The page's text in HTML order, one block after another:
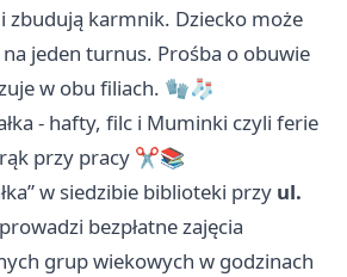
zbudują karmnik. Dziecko może
jeden turnus. Prośba o obuwie
w obu filiach. 🧤🧦
- hafty, filc i Muminki czyli ferie
przy pracy ✂️📚
w siedzibie biblioteki przy ul.
prowadzi bezpłatne zajęcia
grup wiekowych w godzinach